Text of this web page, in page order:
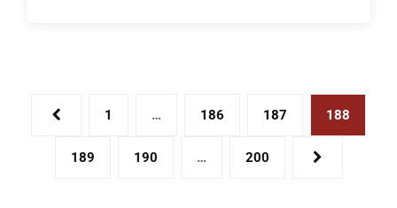
1 … 186 187 188
189 190 … 200